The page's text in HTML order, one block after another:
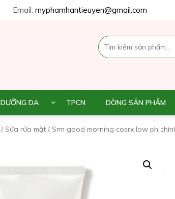
Email: myphamhantieuyen@gmail.com
DƯỠNG DA TPCN DÒNG SẢN PHẨM
/ Sữa rửa mặt / Srm good morning cosrx low ph